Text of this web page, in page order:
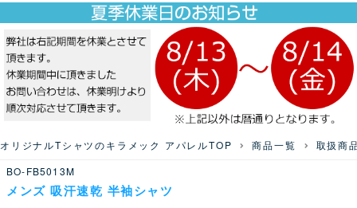
オリジナルTシャツのキラメック アパレルTOP 商品一覧
取扱商
BO-FB5013M
メンズ 吸汗速乾 半袖シャツ